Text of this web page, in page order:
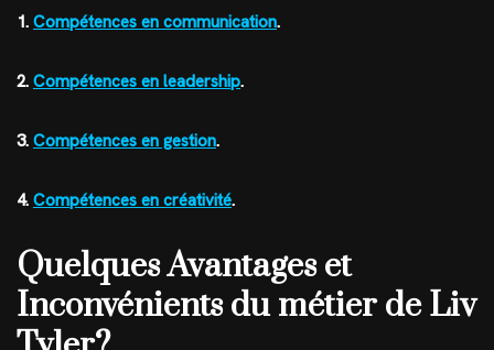
1. Compétences en communication.
2. Compétences en leadership.
3. Compétences en gestion.
4. Compétences en créativité.
Quelques Avantages et
Inconvénients du métier de Liv